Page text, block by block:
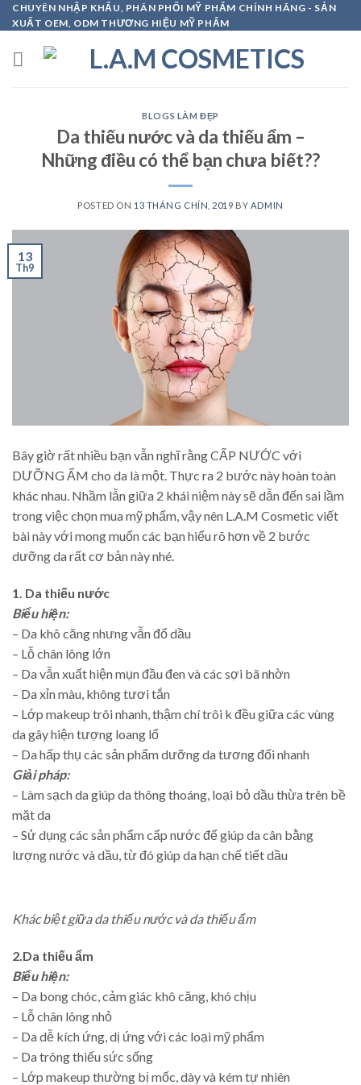
Skip
to
content
CHUYÊN NHẬP KHẨU, PHÂN PHỐI MỸ PHẨM CHÍNH HÃNG - SẢN
XUẤT OEM, ODM THƯƠNG HIỆU MỸ PHẨM
BLOGS LÀM ĐẸP
Da thiếu nước và da thiếu ẩm –
Những điều có thể bạn chưa biết??
POSTED ON 13 THÁNG CHÍN, 2019 BY ADMIN
13
Th9
Bây giờ rất nhiều bạn vẫn nghĩ rằng CẤP NƯỚC với
DƯỠNG ẨM cho da là một. Thực ra 2 bước này hoàn toàn
khác nhau. Nhầm lẫn giữa 2 khái niệm này sẽ dẫn đến sai lầm
trong việc chọn mua mỹ phẩm, vậy nên L.A.M Cosmetic viết
bài này với mong muốn các bạn hiểu rõ hơn về 2 bước
dưỡng da rất cơ bản này nhé.
1. Da thiếu nước
Biểu hiện:
– Da khô căng nhưng vẫn đổ dầu
– Lỗ chân lông lớn
– Da vẫn xuất hiện mụn đầu đen và các sợi bã nhờn
– Da xỉn màu, không tươi tắn
– Lớp makeup trôi nhanh, thậm chí trôi k đều giữa các vùng
da gây hiện tượng loang lổ
– Da hấp thụ các sản phẩm dưỡng da tương đối nhanh
Giải pháp:
– Làm sạch da giúp da thông thoáng, loại bỏ dầu thừa trên bề
mặt da
– Sử dụng các sản phẩm cấp nước để giúp da cân bằng
lượng nước và dầu, từ đó giúp da hạn chế tiết dầu
Khác biệt giữa da thiếu nước và da thiếu ẩm
2.Da thiếu ẩm
Biểu hiện:
– Da bong chóc, cảm giác khô căng, khó chịu
– Lỗ chân lông nhỏ
– Da dễ kích ứng, dị ứng với các loại mỹ phẩm
– Da trông thiếu sức sống
– Lớp makeup thường bị mốc, dày và kém tự nhiên